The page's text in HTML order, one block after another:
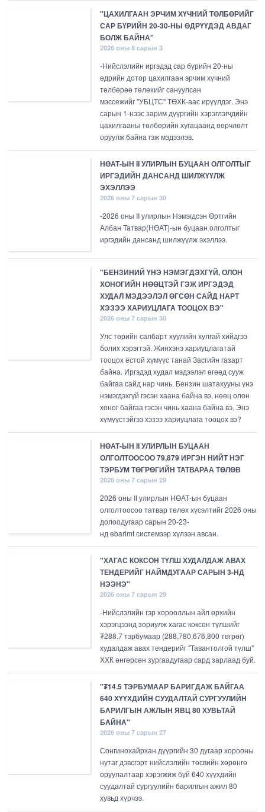
"ЦАХИЛГААН ЭРЧИМ ХҮЧНИЙ ТӨЛБӨРИЙГ
САР БҮРИЙН 20-30-НЫ ӨДРҮҮДЭД АВДАГ
БОЛЖ БАЙНА"
2026 оны 8 сарын 3
-Нийслэлийн иргэдэд сар бүрийн 20-ны
өдрийн дотор цахилгаан эрчим хүчний
төлбөрөө төлөхийг сануулсан
мэссежийг "УБЦТС" ТӨХК-аас ирүүлдэг. Энэ
сарын 1-нээс зарим дүүргийн хэрэглэгчдийн
цахилгааны төлбөрийн хугацаанд өөрчлөлт
оруулж байна гэж мэдээлэв.
НӨАТ-ЫН II УЛИРЛЫН БУЦААН ОЛГОЛТЫГ
ИРГЭДИЙН ДАНСАНД ШИЛЖҮҮЛЖ
ЭХЭЛЛЭЭ
2026 оны 7 сарын 30
-2026 оны II улирлын Нэмэгдсэн Өртгийн
Албан Татвар(НӨАТ)-ын буцаан олголтыг
иргэдийн дансанд шилжүүлж эхэллээ.
"БЕНЗИНИЙ ҮНЭ НЭМЭГДЭХГҮЙ, ОЛОН
ХОНОГИЙН НӨӨЦТЭЙ ГЭЖ ИРГЭДЭД
ХУДАЛ МЭДЭЭЛЭЛ ӨГСӨН САЙД НАРТ
ХЭЗЭЭ ХАРИУЦЛАГА ТООЦОХ ВЭ"
2026 оны 7 сарын 30
Улс төрийн салбарт хуулийн хулгай хийдгээ
болих хэрэгтэй. Жинхэнэ хариуцлагатай
тооцох ёстой хүмүүс танай Засгийн газарт
байна. Иргэдэд худал мэдээлэл өгөөд сууж
байгаа сайд нар чинь. Бензин шатахууны үнэ
нэмэгдэхгүй гэсэн хаана байна вэ, нөөц олон
хоног байгаа гэсэн чинь хаана байна вэ. Энэ
хүмүүстэйгээ хэзээ хариуцлага тооцох вэ?
НӨАТ-ЫН II УЛИРЛЫН БУЦААН
ОЛГОЛТООСОО 79,879 ИРГЭН НИЙТ НЭГ
ТЭРБУМ ТӨГРӨГИЙН ТАТВАРАА ТӨЛӨВ
2026 оны 7 сарын 29
2026 оны II улирлын НӨАТ-ын буцаан
олголтоосоо татвар төлөх хүсэлтийг 2026 оны
долоодугаар сарын 20-23-
нд ebarimt системээр хүлээн авсан.
"ХАГАС КОКСОН ТҮЛШ ХУДАЛДАЖ АВАХ
ТЕНДЕРИЙГ НАЙМДУГААР САРЫН 3-НД
НЭЭНЭ"
2026 оны 7 сарын 29
-Нийслэлийн гэр хорооллын айл өрхийн
хэрэгцээнд зориулж хагас коксон түлшийг
₮288.7 тэрбумаар (288,780,676,800 төгрөг)
худалдаж авах тендерийг "Тавантолгой түлш"
ХХК өнгөрсөн зургаадугаар сард зарлаад буй.
"₮14.5 ТЭРБУМААР БАРИГДАЖ БАЙГАА
640 ХҮҮХДИЙН СУУДАЛТАЙ СУРГУУЛИЙН
БАРИЛГЫН АЖЛЫН ЯВЦ 80 ХУВЬТАЙ
БАЙНА"
2026 оны 7 сарын 27
Сонгинохайрхан дүүргийн 30 дугаар хорооны
нутаг дэвсгэрт нийслэлийн төсвийн хөрөнгө
оруулалтаар хэрэгжиж буй 640 хүүхдийн
суудалтай сургуулийн барилгын ажил 80
хувьд хүрчээ.